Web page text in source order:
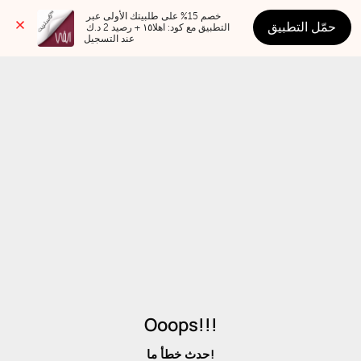
عند التسجيل
حمّل التطبيق
Ooops!!!
حدث خطأ ما!